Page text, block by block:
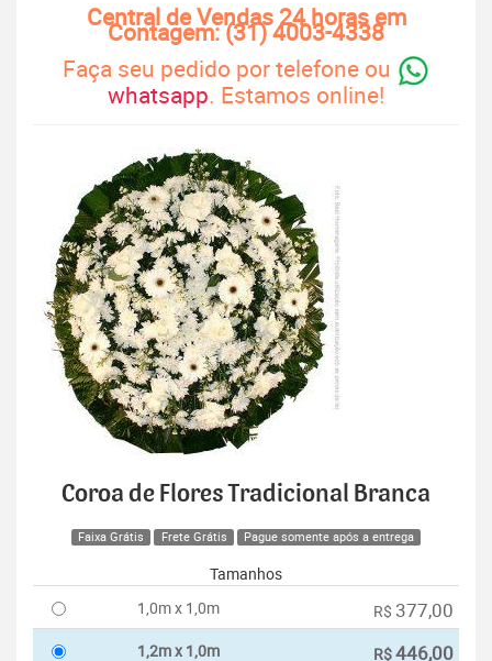
Central de Vendas 24 horas em
Contagem: (31) 4003-4338
Faça seu pedido por telefone ou
whatsapp. Estamos online!
Coroa de Flores Tradicional Branca
Faixa Grátis Frete Grátis Pague somente após a entrega
Tamanhos
1,0m x 1,0m
R$ 377,00
1,2m x 1,0m R$446,00